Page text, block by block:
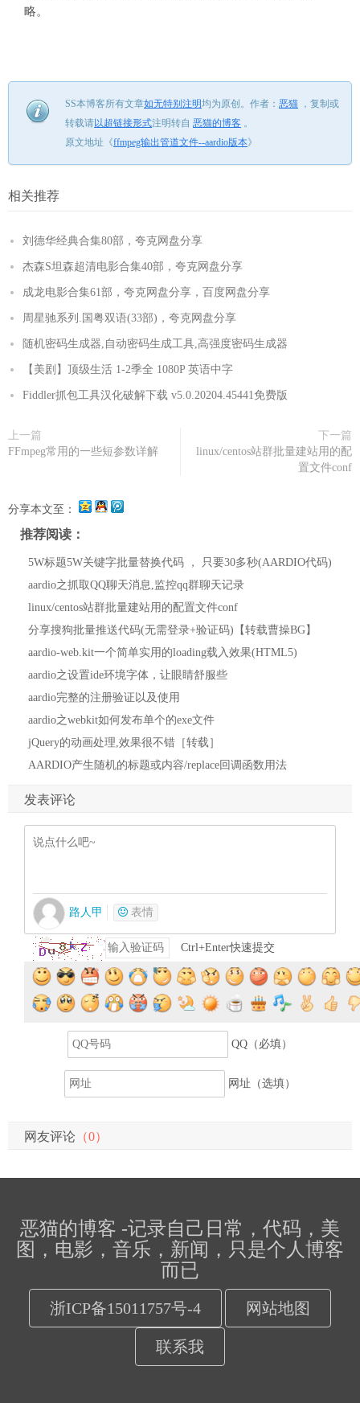
略。
SS本博客所有文章如无特别注明均为原创。 作者： 恶猫 ， 复制或
转载请以超链接形式注明转自 恶猫的博客 。
原文地址《ffmpeg输出管道文件--aardio版本》
相关推荐
刘德华经典合集80部，夸克网盘分享
杰森S坦森超清电影合集40部，夸克网盘分享
成龙电影合集61部，夸克网盘分享，百度网盘分享
周星驰系列.国粤双语(33部)，夸克网盘分享
随机密码生成器,自动密码生成工具,高强度密码生成器
【美剧】顶级生活 1-2季全 1080P 英语中字
Fiddler抓包工具汉化破解下载 v5.0.20204.45441免费版
上一篇
FFmpeg常用的一些短参数详解
下一篇
linux/centos站群批量建站用的配
置文件conf
分享本文至：
推荐阅读：
5W标题5W关键字批量替换代码 ， 只要30多秒(AARDIO代码)
aardio之抓取QQ聊天消息,监控qq群聊天记录
linux/centos站群批量建站用的配置文件conf
分享搜狗批量推送代码(无需登录+验证码)【转载曹操BG】
aardio-web.kit一个简单实用的loading载入效果(HTML5)
aardio之设置ide环境字体，让眼睛舒服些
aardio完整的注册验证以及使用
aardio之webkit如何发布单个的exe文件
jQuery的动画处理,效果很不错［转载］
AARDIO产生随机的标题或内容/replace回调函数用法
发表评论
路人甲 表情
Ctrl+Enter快速提交
提交评论
QQ（必填）
网址（选填）
网友评论 （0）
恶猫的博客 -记录自己日常，代码，美
图，电影，音乐，新闻，只是个人博客
而已
浙ICP备15011757号-4 网站地图
联系我